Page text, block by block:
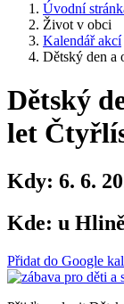
Úvodní
Život v obci
Kalendář akcí
Dětský den a
Dětský
let
Kdy: 6. 6.
Kde: u
Přidat do Google